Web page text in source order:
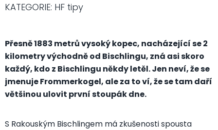
KATEGORIE: HF tipy
Přesně 1883 metrů vysoký kopec, nacházející se 2
kilometry východně od Bischlingu, zná asi skoro
každý, kdo z Bischlingu někdy letěl. Jen neví, že se
jmenuje Frommerkogel, ale za to ví, že se tam daří
většinou ulovit první stoupák dne.
S Rakouským Bischlingem má zkušenosti spousta